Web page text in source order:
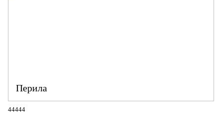
Перила
44444